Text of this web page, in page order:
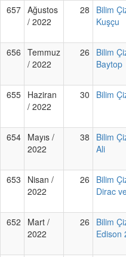
657 Ağustos
/ 2022
28
Bilim
Kuşçu
656 Temmuz
/ 2022
26
Bilim
Baytop
655 Haziran
/ 2022
30 Bilim
654 Mayıs /
2022
38
Bilim
Ali
653
Nisan /
2022
26
Bilim
Dirac
652
Mart /
2022
26
Bilim
Edison